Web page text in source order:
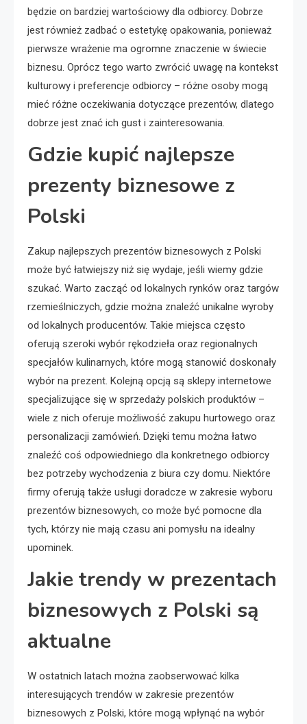
będzie on bardziej wartościowy dla odbiorcy. Dobrze
jest również zadbać o estetykę opakowania, ponieważ
pierwsze wrażenie ma ogromne znaczenie w świecie
biznesu. Oprócz tego warto zwrócić uwagę na kontekst
kulturowy i preferencje odbiorcy – różne osoby mogą
mieć różne oczekiwania dotyczące prezentów, dlatego
dobrze jest znać ich gust i zainteresowania.
Gdzie kupić najlepsze
prezenty biznesowe z
Polski
Zakup najlepszych prezentów biznesowych z Polski
może być łatwiejszy niż się wydaje, jeśli wiemy gdzie
szukać. Warto zacząć od lokalnych rynków oraz targów
rzemieślniczych, gdzie można znaleźć unikalne wyroby
od lokalnych producentów. Takie miejsca często
oferują szeroki wybór rękodzieła oraz regionalnych
specjałów kulinarnych, które mogą stanowić doskonały
wybór na prezent. Kolejną opcją są sklepy internetowe
specjalizujące się w sprzedaży polskich produktów –
wiele z nich oferuje możliwość zakupu hurtowego oraz
personalizacji zamówień. Dzięki temu można łatwo
znaleźć coś odpowiedniego dla konkretnego odbiorcy
bez potrzeby wychodzenia z biura czy domu. Niektóre
firmy oferują także usługi doradcze w zakresie wyboru
prezentów biznesowych, co może być pomocne dla
tych, którzy nie mają czasu ani pomysłu na idealny
upominek.
Jakie trendy w prezentach
biznesowych z Polski są
aktualne
W ostatnich latach można zaobserwować kilka
interesujących trendów w zakresie prezentów
biznesowych z Polski, które mogą wpłynąć na wybór